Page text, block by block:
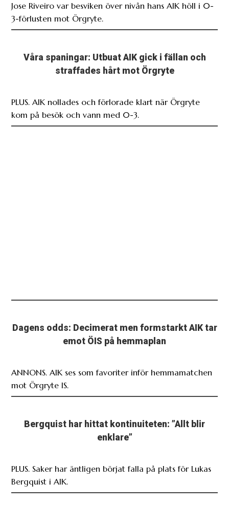
Jose Riveiro var besviken över nivån hans AIK höll i 0-
3-förlusten mot Örgryte.
Våra spaningar: Utbuat AIK gick i fällan och
straffades hårt mot Örgryte
PLUS. AIK nollades och förlorade klart när Örgryte
kom på besök och vann med 0-3.
Dagens odds: Decimerat men formstarkt AIK tar
emot ÖIS på hemmaplan
ANNONS. AIK ses som favoriter inför hemmamatchen
mot Örgryte IS.
Bergquist har hittat kontinuiteten: ”Allt blir
enklare”
PLUS. Saker har äntligen börjat falla på plats för Lukas
Bergquist i AIK.